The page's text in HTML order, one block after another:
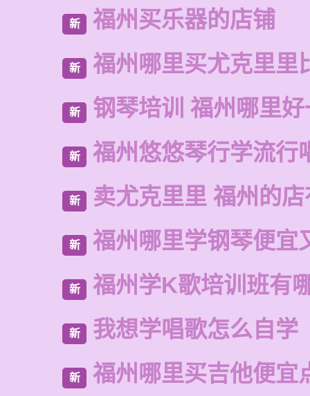
新 福州买乐器的店铺
新 福州哪里买尤克里里
新 钢琴培训 福州哪里
新 福州悠悠琴行学流行
新 卖尤克里里 福州的
新 福州哪里学钢琴便宜
新 福州学K歌培训班有
新 我想学唱歌怎么自学
新 福州哪里买吉他便宜